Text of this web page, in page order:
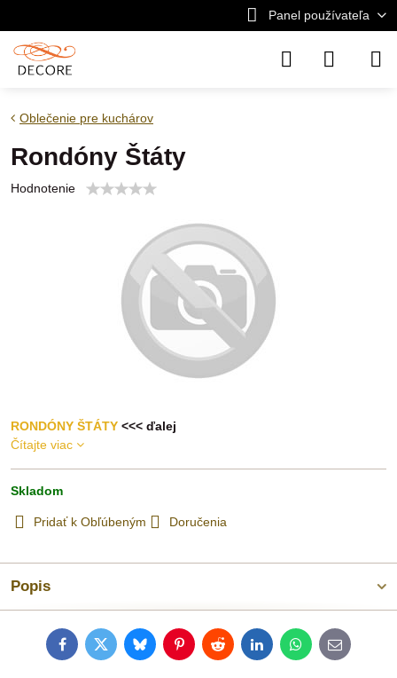
Panel používateľa
Oblečenie pre kuchárov
Rondóny Štáty
Hodnotenie
RONDÓNY ŠTÁTY <<< ďalej
Čítajte viac
Skladom
Pridať k Obľúbeným Doručenia
Popis
FacebookTwitterBlueskyPinterestRedditLinkedInWhatsApp
E-
mail